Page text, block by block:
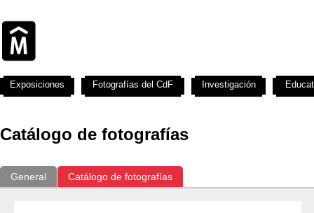
Catálogo de fotografías
General Catálogo de fotografías
Exposiciones Fotografías del CdF Investigación